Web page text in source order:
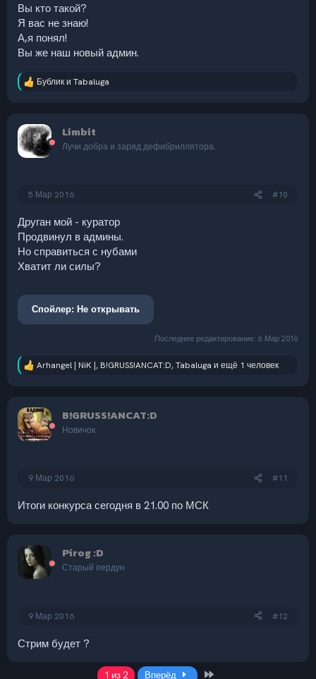
Вы кто такой?
Я вас не знаю!
А,я понял!
Вы же наш новый админ.
Р
ц
и
и
Бублики Tabaluga
Limbit
Лучи добра и заряд дефибриллятора.
5 Мар 2016 #10
Друган мой - куратор
Продвинул в админы.
Но справиться с нубами
Хватит ли силы?
Спойлер: Не открывать
Последнее редактирование: 6 Мар 2016
Р
ц
и
и
Arhangel | NiK |, B!GRUSS!ANCAT:D,Tabaluga и ещё 1 человек
B!GRUSS!ANCAT:D
Новичок
9 Мар 2016 #11
Итоги конкурса сегодня в 21.00 по МСК
Pirog :D
Старый пердун
9 Мар 2016 #12
Стрим будет ?
1 из 2 Вперёд